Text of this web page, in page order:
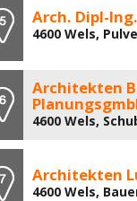
Arch. Dipl-
4600 Wels,
Architekten
4600 Wels,
Architekten
4600 Wels,